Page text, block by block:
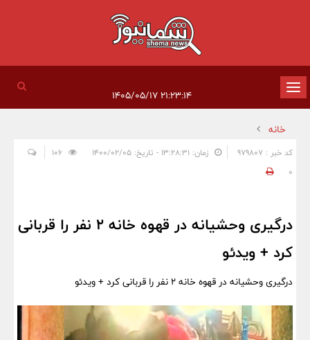
تغییر
وضعیت
ناوبری
خانه
کد خبر : 979807 زمان: ۱۳:۲۸:۳۱ - تاریخ: ۱۴۰۰/۰۲/۰۵
0
درگیری وحشیانه در قهوه خانه ۲ نفر را قربانی
کرد + ویدئو
درگیری وحشیانه در قهوه خانه ۲ نفر را قربانی کرد + ویدئو